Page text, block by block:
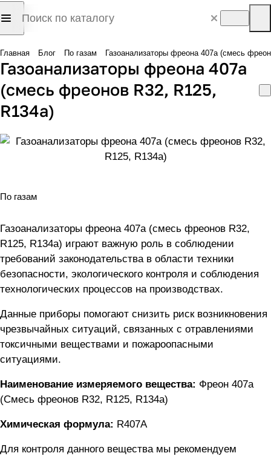
Главная Блог По газам Газоанализаторы фреона 407а (смесь
Газоанализаторы фреона 407а
(смесь фреонов R32, R125,
R134a)
По газам
Газоанализаторы фреона 407а (смесь фреонов R32,
R125, R134a) играют важную роль в соблюдении
требований законодательства в области техники
безопасности, экологического контроля и соблюдения
технологических процессов на производствах.
Данные приборы помогают снизить риск возникновения
чрезвычайных ситуаций, связанных с отравлениями
токсичными веществами и пожароопасными
ситуациями.
Наименование измеряемого вещества: Фреон 407а
(Смесь фреонов R32, R125, R134a)
Химическая формула: R407A
Для контроля данного вещества мы рекомендуем